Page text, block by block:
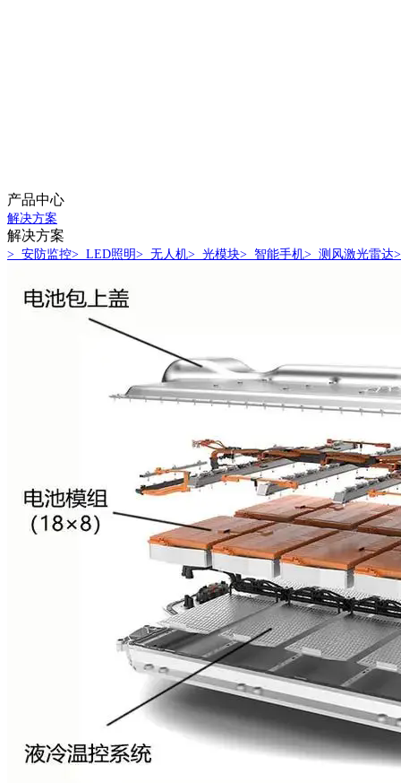
产品中心
解决方案
解决方案
> 安防监控> LED照明> 无人机> 光模块> 智能手机> 测风激光雷达